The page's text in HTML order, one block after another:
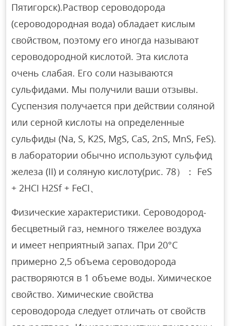
Пятигорск).Раствор сероводорода
(сероводородная вода) обладает кислым
свойством, поэтому его иногда называют
сероводородной кислотой. Эта кислота
очень слабая. Его соли называются
сульфидами. Мы получили ваши отзывы.
Суспензия получается при действии соляной
или серной кислоты на определенные
сульфиды (Na, S, K2S, MgS, CaS, 2nS, MnS, FeS).
в лаборатории обычно используют сульфид
железа (II) и соляную кислоту(рис. 78）： FeS
+ 2HCI H2Sf + FeCI、
Физические характеристики. Сероводород-
бесцветный газ, немного тяжелее воздуха
и имеет неприятный запах. При 20°C
примерно 2,5 объема сероводорода
растворяются в 1 объеме воды. Химическое
свойство. Химические свойства
сероводорода следует отличать от свойств